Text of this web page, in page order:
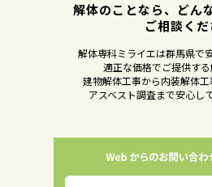
解体のことなら、どん
ご相談く
解体専科ミライエは群馬県で
適正な価格でご提供する
建物解体工事から内装解体工
アスベスト調査まで安心し